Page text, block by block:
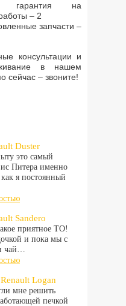
гарантия на
– 2
запчасти –
консультации и
в нашем
сейчас – звоните!
Duster
это самый
Питера именно
я постоянный
Sandero
приятное ТО!
и пока мы с
чай…
Logan
мне решить
печкой